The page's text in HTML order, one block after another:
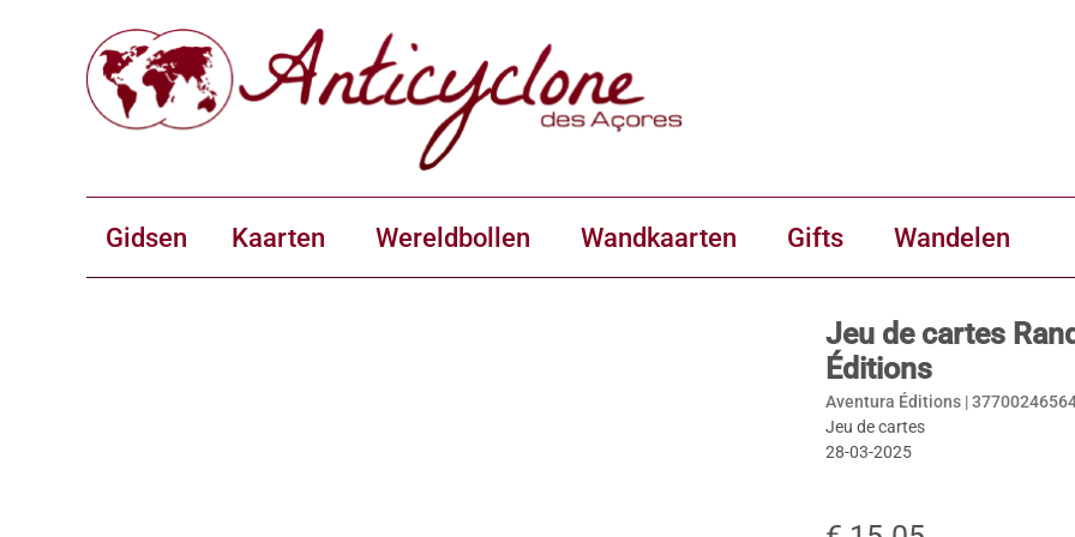
Gidsen Kaarten Wereldbollen Wandkaarten Gifts Wandelen
Jeu de cartes
Éditions
Aventura Éditions |
Jeu de cartes
28-03-2025